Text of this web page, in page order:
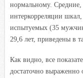
нормальному. Средние,
интеркорреляции
испытуемых (35
29,6 лет, приведены в
Как видно, все
достаточно выраженно